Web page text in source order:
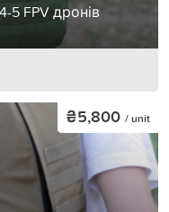
5 FPV дронів
₴5,800 / unit